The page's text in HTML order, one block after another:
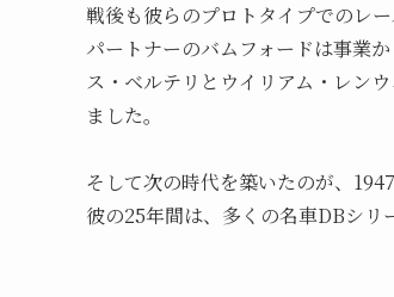
戦後も彼らのプロトタイプでのレ
パートナーのバムフォードは事業
ス・ベルテリとウイリアム・レン
ました。
そして次の時代を築いたのが、
彼の25年間は、多くの名車DBシリ